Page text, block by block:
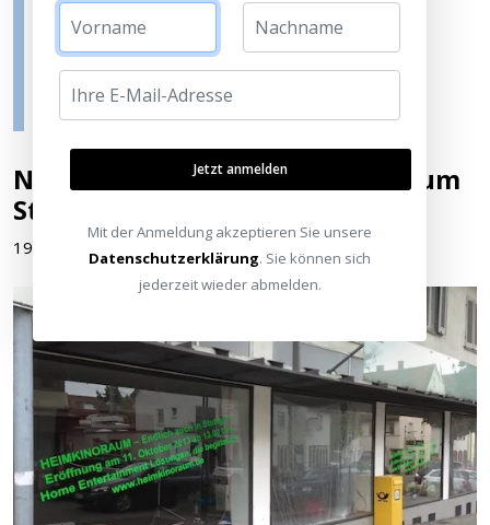
Tel.: +49 (0) 711 - 203 009 10
Fax: +49 (0) 711 - 203 009 14
info.s@heimkinoraum.de
www.heimkinoraum.de
News rund um den Heimkinoraum
Stuttgart
19.09.2013 13:57:00
Jetzt anmelden
Mit der Anmeldung akzeptieren Sie unsere
Datenschutzerklärung. Sie können sich
jederzeit wieder abmelden.